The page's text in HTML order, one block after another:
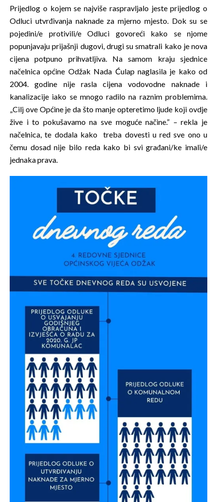
Prijedlog o kojem se najviše raspravljalo jeste prijedlog o
Odluci utvrđivanja naknade za mjerno mjesto. Dok su se
pojedini/e protivili/e Odluci govoreći kako se njome
popunjavaju prijašnji dugovi, drugi su smatrali kako je nova
cijena potpuno prihvatljiva. Na samom kraju sjednice
načelnica općine Odžak Nada Ćulap naglasila je kako od
2004. godine nije rasla cijena vodovodne naknade i
kanalizacije iako se mnogo radilo na raznim problemima.
„Cilj ove Općine je da što manje opteretimo ljude koji ovdje
žive i to pokušavamo na sve moguće načine.” – rekla je
načelnica, te dodala kako treba dovesti u red sve ono u
čemu dosad nije bilo reda kako bi svi građani/ke imali/e
jednaka prava.